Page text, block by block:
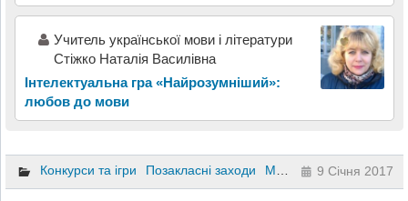
Учитель української мови і літератури
Стіжко Наталія Василівна
Інтелектуальна гра «Найрозумніший»:
любов до мови
Конкурси та ігри Позакласні заходи Математика 8 клас
9 Січня 2017